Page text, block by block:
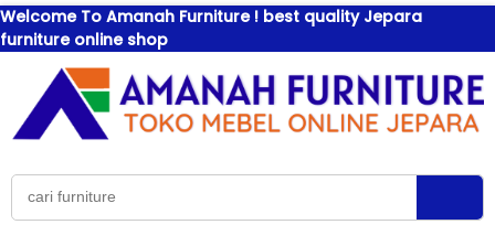
Welcome To Amanah Furniture ! best quality Jepara
furniture online shop